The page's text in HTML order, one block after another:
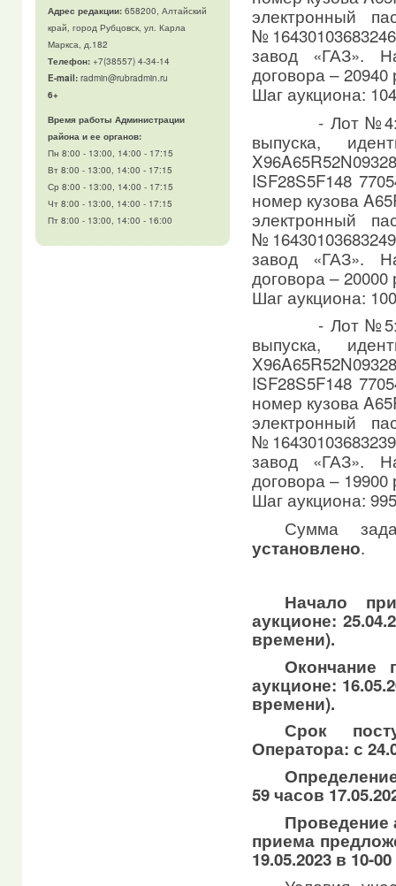
Адрес редакции:658200, Алтайский
край, город Рубцовск, ул. Карла
Маркса, д.182
Телефон:+7(38557) 4-34-14
E-mail:radmin@rubradmin.ru
6+
Время работы Администрации
района и ее органов:
Пн 8:00 - 13:00, 14:00 - 17:15
Вт 8:00 - 13:00, 14:00 - 17:15
Ср 8:00 - 13:00, 14:00 - 17:15
Чт 8:00 - 13:00, 14:00 - 17:15
Пт 8:00 - 13:00, 14:00 - 16:00
электронный
завод «ГАЗ».
договора –
Шаг аукциона:
- Лот №4:
выпуска,
ISF28S5F148
номер кузова
электронный
завод «ГАЗ».
договора –
Шаг аукциона:
- Лот №5:
выпуска,
ISF28S5F148
номер кузова
электронный
завод «ГАЗ».
договора –
Шаг аукциона:
Сумма
установлено.
Начало
аукционе:
времени).
Окончание
аукционе:
времени).
Срок
Оператора: с
59 часов
Проведение
приема
19.05.2023 в 10-